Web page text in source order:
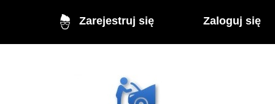
Zarejestruj się Zaloguj się